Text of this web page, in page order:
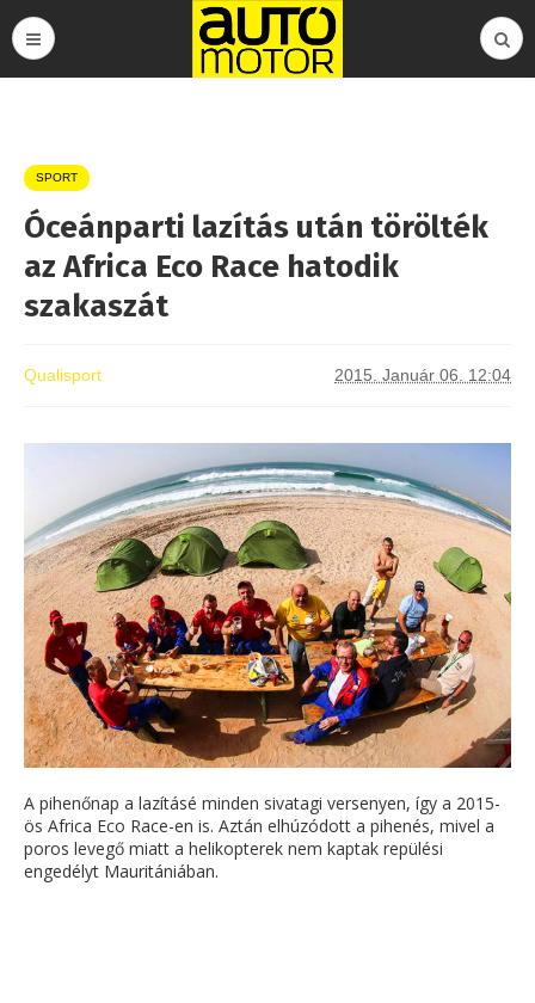
SPORT
Óceánparti lazítás után törölték
az Africa Eco Race hatodik
szakaszát
Qualisport 2015. Január 06. 12:04
A pihenőnap a lazításé minden sivatagi versenyen, így a 2015-
ös Africa Eco Race-en is. Aztán elhúzódott a pihenés, mivel a
poros levegő miatt a helikopterek nem kaptak repülési
engedélyt Mauritániában.